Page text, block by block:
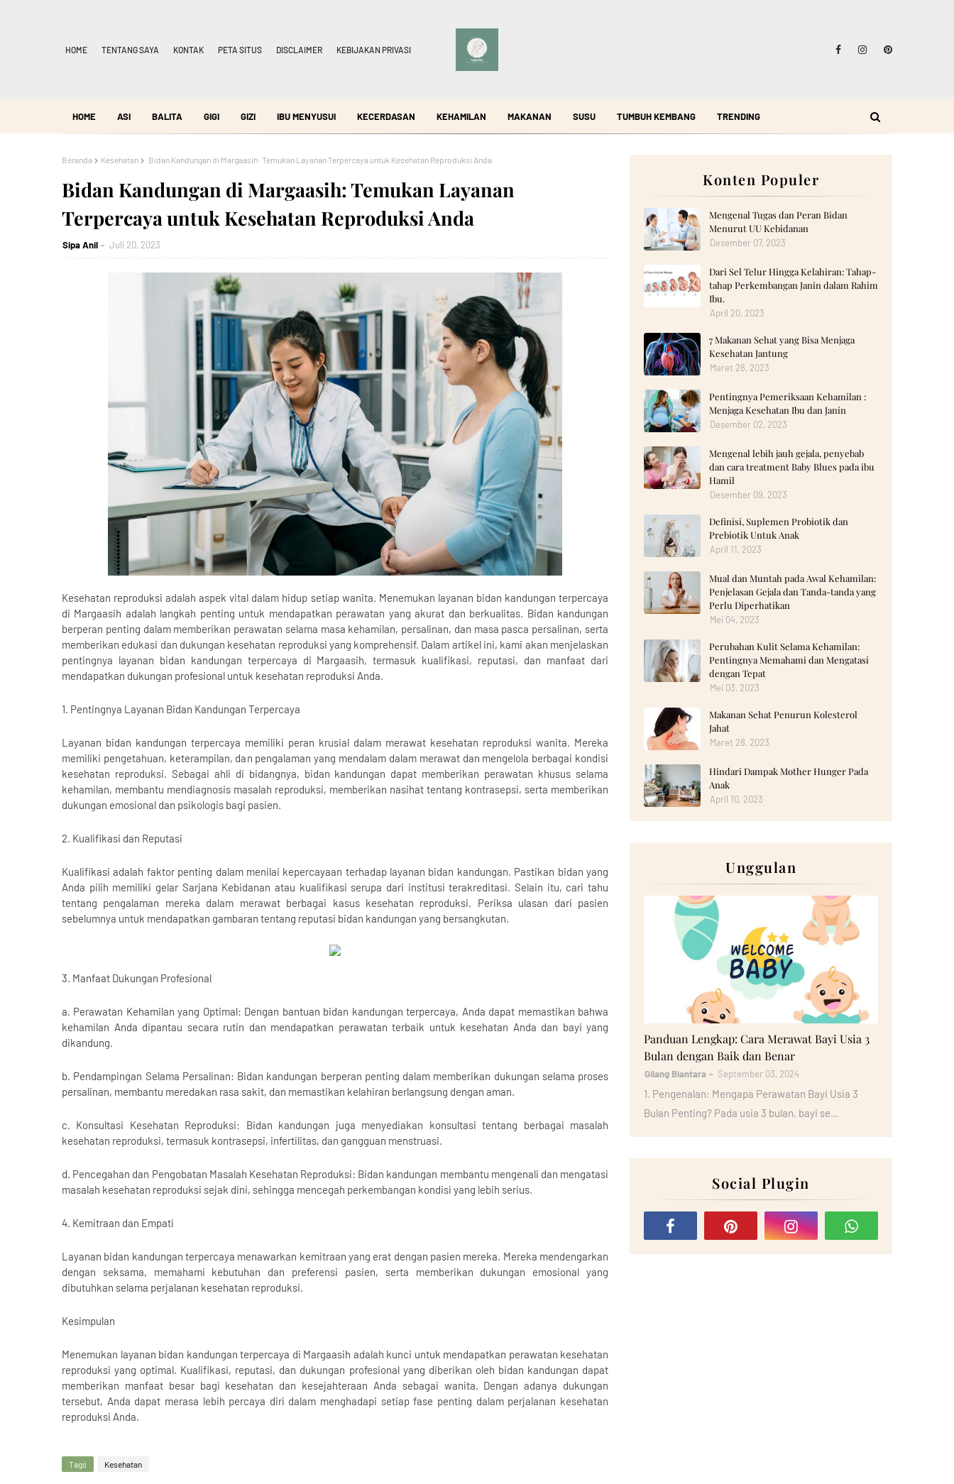
HOME TENTANG SAYA KONTAK PETA SITUS DISCLAIMER KEBIJAKAN PRIVASI
HOME ASI BALITA GIGI GIZI IBU MENYUSUI KECERDASAN KEHAMILAN MAKANAN SUSU TUMBUH KEMBANG TRENDING
Beranda Kesehatan Bidan Kandungan di Margaasih: Temukan Layanan Terpercaya untuk Kesehatan Reproduksi Anda
Bidan Kandungan di Margaasih: Temukan Layanan
Terpercaya untuk Kesehatan Reproduksi Anda
Sipa Anil Juli 20, 2023
Kesehatan reproduksi adalah aspek vital dalam hidup setiap wanita. Menemukan layanan bidan kandungan terpercaya
di Margaasih adalah langkah penting untuk mendapatkan perawatan yang akurat dan berkualitas. Bidan kandungan
berperan penting dalam memberikan perawatan selama masa kehamilan, persalinan, dan masa pasca persalinan, serta
memberikan edukasi dan dukungan kesehatan reproduksi yang komprehensif. Dalam artikel ini, kami akan menjelaskan
pentingnya layanan bidan kandungan terpercaya di Margaasih, termasuk kualifikasi, reputasi, dan manfaat dari
mendapatkan dukungan profesional untuk kesehatan reproduksi Anda.
1. Pentingnya Layanan Bidan Kandungan Terpercaya
Layanan bidan kandungan terpercaya memiliki peran krusial dalam merawat kesehatan reproduksi wanita. Mereka
memiliki pengetahuan, keterampilan, dan pengalaman yang mendalam dalam merawat dan mengelola berbagai kondisi
kesehatan reproduksi. Sebagai ahli di bidangnya, bidan kandungan dapat memberikan perawatan khusus selama
kehamilan, membantu mendiagnosis masalah reproduksi, memberikan nasihat tentang kontrasepsi, serta memberikan
dukungan emosional dan psikologis bagi pasien.
2. Kualifikasi dan Reputasi
Kualifikasi adalah faktor penting dalam menilai kepercayaan terhadap layanan bidan kandungan. Pastikan bidan yang
Anda pilih memiliki gelar Sarjana Kebidanan atau kualifikasi serupa dari institusi terakreditasi. Selain itu, cari tahu
tentang pengalaman mereka dalam merawat berbagai kasus kesehatan reproduksi. Periksa ulasan dari pasien
sebelumnya untuk mendapatkan gambaran tentang reputasi bidan kandungan yang bersangkutan.
3. Manfaat Dukungan Profesional
a. Perawatan Kehamilan yang Optimal: Dengan bantuan bidan kandungan terpercaya, Anda dapat memastikan bahwa
kehamilan Anda dipantau secara rutin dan mendapatkan perawatan terbaik untuk kesehatan Anda dan bayi yang
dikandung.
b. Pendampingan Selama Persalinan: Bidan kandungan berperan penting dalam memberikan dukungan selama proses
persalinan, membantu meredakan rasa sakit, dan memastikan kelahiran berlangsung dengan aman.
c. Konsultasi Kesehatan Reproduksi: Bidan kandungan juga menyediakan konsultasi tentang berbagai masalah
kesehatan reproduksi, termasuk kontrasepsi, infertilitas, dan gangguan menstruasi.
d. Pencegahan dan Pengobatan Masalah Kesehatan Reproduksi: Bidan kandungan membantu mengenali dan mengatasi
masalah kesehatan reproduksi sejak dini, sehingga mencegah perkembangan kondisi yang lebih serius.
4. Kemitraan dan Empati
Layanan bidan kandungan terpercaya menawarkan kemitraan yang erat dengan pasien mereka. Mereka mendengarkan
dengan seksama, memahami kebutuhan dan preferensi pasien, serta memberikan dukungan emosional yang
dibutuhkan selama perjalanan kesehatan reproduksi.
Kesimpulan
Menemukan layanan bidan kandungan terpercaya di Margaasih adalah kunci untuk mendapatkan perawatan kesehatan
reproduksi yang optimal. Kualifikasi, reputasi, dan dukungan profesional yang diberikan oleh bidan kandungan dapat
memberikan manfaat besar bagi kesehatan dan kesejahteraan Anda sebagai wanita. Dengan adanya dukungan
tersebut, Anda dapat merasa lebih percaya diri dalam menghadapi setiap fase penting dalam perjalanan kesehatan
reproduksi Anda.
Tags Kesehatan
Konten Populer
Mengenal Tugas dan Peran Bidan
Menurut UU Kebidanan
Desember 07, 2023
Dari Sel Telur Hingga Kelahiran: Tahap-
tahap Perkembangan Janin dalam Rahim
Ibu.
April 20, 2023
7 Makanan Sehat yang Bisa Menjaga
Kesehatan Jantung
Maret 28, 2023
Pentingnya Pemeriksaan Kehamilan :
Menjaga Kesehatan Ibu dan Janin
Desember 02, 2023
Mengenal lebih jauh gejala, penyebab
dan cara treatment Baby Blues pada ibu
Hamil
Desember 09, 2023
Definisi, Suplemen Probiotik dan
Prebiotik Untuk Anak
April 11, 2023
Mual dan Muntah pada Awal Kehamilan:
Penjelasan Gejala dan Tanda-tanda yang
Perlu Diperhatikan
Mei 04, 2023
Perubahan Kulit Selama Kehamilan:
Pentingnya Memahami dan Mengatasi
dengan Tepat
Mei 03, 2023
Makanan Sehat Penurun Kolesterol
Jahat
Maret 28, 2023
Hindari Dampak Mother Hunger Pada
Anak
April 10, 2023
Unggulan
Panduan Lengkap: Cara Merawat Bayi Usia 3
Bulan dengan Baik dan Benar
Gilang Biantara September 03, 2024
1. Pengenalan: Mengapa Perawatan Bayi Usia 3
Bulan Penting? Pada usia 3 bulan, bayi se…
Social Plugin